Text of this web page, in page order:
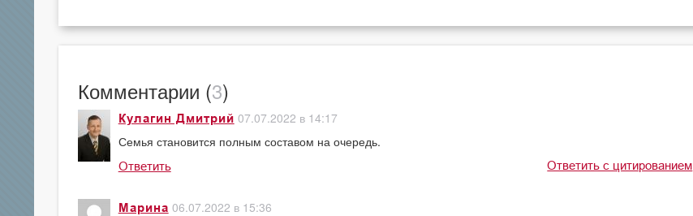
Комментарии (3)
Кулагин Дмитрий 07.07.2022 в 14:17
Семья становится полным составом на очередь.
Ответить Ответить с цитированием
Марина 06.07.2022 в 15:36